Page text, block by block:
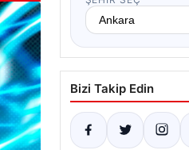
Bizi Takip Edin